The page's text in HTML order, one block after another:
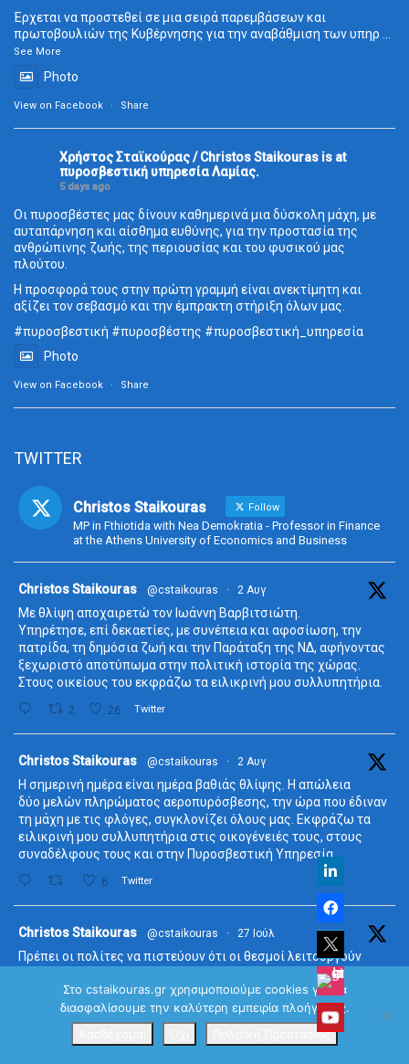
Έρχεται να προστεθεί σε μια σειρά παρεμβάσεων και
πρωτοβουλιών της Κυβέρνησης για την αναβάθμιση των υπηρ
See More
Photo
View on Facebook · Share
Χρήστος Σταϊκούρας / Christos Staikouras is at
πυροσβεστική υπηρεσία Λαμίας.
5 days ago
Οι πυροσβέστες μας δίνουν καθημερινά μια δύσκολη μάχη, με
αυταπάρνηση και αίσθημα ευθύνης, για την προστασία της
ανθρώπινης ζωής, της περιουσίας και του φυσικού μας
πλούτου.
Η προσφορά τους στην πρώτη γραμμή είναι ανεκτίμητη και
αξίζει τον σεβασμό και την έμπρακτη στήριξη όλων μας.
#πυροσβεστική #πυροσβέστης #πυροσβεστική_ υπηρεσία
Photo
View on Facebook · Share
TWITTER
Christos Staikouras Follow
MP in Fthiotida with Nea Demokratia - Professor in Finance
at the Athens University of Economics and Business
Christos Staikouras @cstaikouras · 2 Αυγ
Με θλίψη αποχαιρετώ τον Ιωάννη Βαρβιτσιώτη.
Υπηρέτησε, επί δεκαετίες, με συνέπεια και αφοσίωση, την
πατρίδα, τη δημόσια ζωή και την Παράταξη της ΝΔ, αφήνοντας
ξεχωριστό αποτύπωμα στην πολιτική ιστορία της χώρας.
Στους οικείους του εκφράζω τα ειλικρινή μου συλλυπητήρια.
2 26 Twitter
Christos Staikouras @cstaikouras · 2 Αυγ
Η σημερινή ημέρα είναι ημέρα βαθιάς θλίψης. Η απώλεια
δύο μελών πληρώματος αεροπυρόσβεσης, την ώρα που έδιναν
τη μάχη με τις φλόγες, συγκλονίζει όλους μας. Εκφράζω τα
ειλικρινή μου συλλυπητήρια στις οικογένειές τους, στους
συναδέλφους τους και στην Πυροσβεστική Υπηρεσία.
6 Twitter
Christos Staikouras @cstaikouras · 27 Ιούλ
Πρέπει οι πολίτες να πιστεύουν ότι οι θεσμοί λειτουργούν
δίκαια, αποτελεσματικά, προς όφελος του δημοσίου
συμφέροντος.
Η αποκατάσταση της εμπιστοσύνης απαιτεί διαφάνεια,
λογοδοσία, αποτελεσματική δημόσια διοίκηση, ανεξάρτητη και
αξιόπιστη Δικαιοσύνη, καλύτερη νομοθέτηση.#βουλή
Στο cstaikouras.gr χρησιμοποιούμε cookies για να
διασφαλίσουμε την καλύτερη εμπειρία πλοήγησης.
Πολιτική Προστασίας